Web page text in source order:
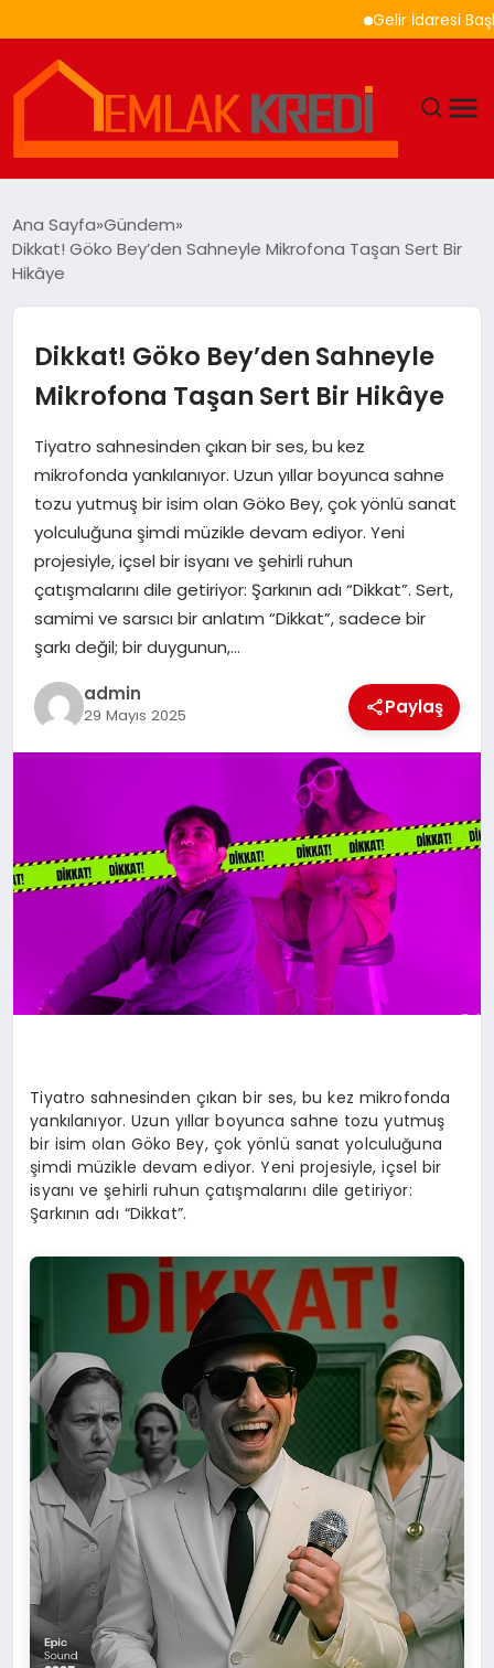
Gelir İdaresi
EKONOMI
MAGAZIN
SIYASET
SPOR
TEKNOLOJI
YAŞAM
Ana Sayfa Gündem
Dikkat! Göko Bey’den Sahneyle Mikrofona Taşan Sert Bir
Hikâye
Dikkat! Göko Bey’den Sahneyle
Mikrofona Taşan Sert Bir Hikâye
Tiyatro sahnesinden çıkan bir ses, bu kez
mikrofonda yankılanıyor. Uzun yıllar boyunca sahne
tozu yutmuş bir isim olan Göko Bey, çok yönlü sanat
yolculuğuna şimdi müzikle devam ediyor. Yeni
projesiyle, içsel bir isyanı ve şehirli ruhun
çatışmalarını dile getiriyor: Şarkının adı “Dikkat”. Sert,
samimi ve sarsıcı bir anlatım “Dikkat”, sadece bir
şarkı değil; bir duygunun,…
admin
29 Mayıs 2025 Paylaş
Tiyatro sahnesinden çıkan bir ses, bu kez mikrofonda
yankılanıyor. Uzun yıllar boyunca sahne tozu yutmuş
bir isim olan Göko Bey, çok yönlü sanat yolculuğuna
şimdi müzikle devam ediyor. Yeni projesiyle, içsel bir
isyanı ve şehirli ruhun çatışmalarını dile getiriyor:
Şarkının adı “Dikkat”.